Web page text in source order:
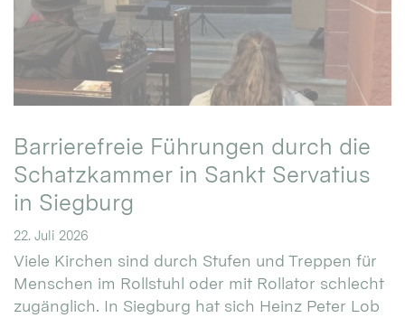
Barrierefreie Führungen durch die
Schatzkammer in Sankt Servatius
in Siegburg
22. Juli 2026
Viele Kirchen sind durch Stufen und Treppen für
Menschen im Rollstuhl oder mit Rollator schlecht
zugänglich. In Siegburg hat sich Heinz Peter Lob